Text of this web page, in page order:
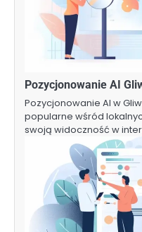
Pozycjonowanie AI
Pozycjonowanie AI w
popularne wśród
swoją widoczność w